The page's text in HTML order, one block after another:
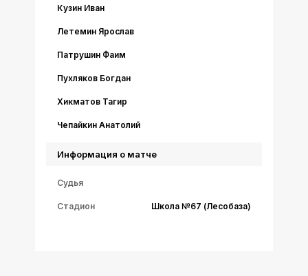
Кузин Иван
Летемин Ярослав
Патрушин Фаим
Пухляков Богдан
Хикматов Тагир
Чепайкин Анатолий
Информация о матче
Судья
Стадион Школа №67 (Лесобаза)